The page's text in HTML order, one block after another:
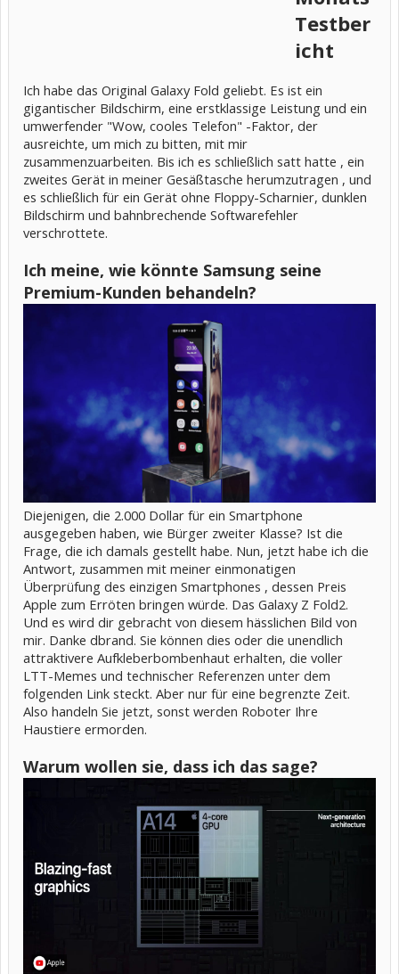
Testber
icht
Ich habe das Original Galaxy Fold geliebt. Es ist ein
gigantischer Bildschirm, eine erstklassige Leistung und ein
umwerfender "Wow, cooles Telefon" -Faktor, der
ausreichte, um mich zu bitten, mit mir
zusammenzuarbeiten. Bis ich es schließlich satt hatte , ein
zweites Gerät in meiner Gesäßtasche herumzutragen , und
es schließlich für ein Gerät ohne Floppy-Scharnier, dunklen
Bildschirm und bahnbrechende Softwarefehler
verschrottete.
Ich meine, wie könnte Samsung seine
Premium-Kunden behandeln?
Diejenigen, die 2.000 Dollar für ein Smartphone
ausgegeben haben, wie Bürger zweiter Klasse? Ist die
Frage, die ich damals gestellt habe. Nun, jetzt habe ich die
Antwort, zusammen mit meiner einmonatigen
Überprüfung des einzigen Smartphones , dessen Preis
Apple zum Erröten bringen würde. Das Galaxy Z Fold2.
Und es wird dir gebracht von diesem hässlichen Bild von
mir. Danke dbrand. Sie können dies oder die unendlich
attraktivere Aufkleberbombenhaut erhalten, die voller
LTT-Memes und technischer Referenzen unter dem
folgenden Link steckt. Aber nur für eine begrenzte Zeit.
Also handeln Sie jetzt, sonst werden Roboter Ihre
Haustiere ermorden.
Warum wollen sie, dass ich das sage?